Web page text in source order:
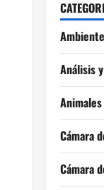
Ambiente
Análisis
Animales
Cámara
Cámara